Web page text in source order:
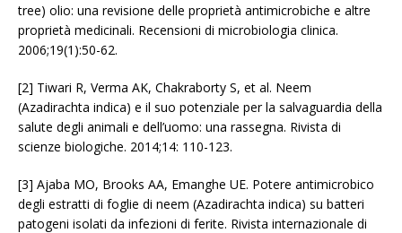
tree) olio: una revisione delle proprietà antimicrobiche e altre
proprietà medicinali. Recensioni di microbiologia clinica.
2006;19(1):50-62.
[2] Tiwari R, Verma AK, Chakraborty S, et al. Neem
(Azadirachta indica) e il suo potenziale per la salvaguardia della
salute degli animali e dell’uomo: una rassegna. Rivista di
scienze biologiche. 2014;14: 110-123.
[3] Ajaba MO, Brooks AA, Emanghe UE. Potere antimicrobico
degli estratti di foglie di neem (Azadirachta indica) su batteri
patogeni isolati da infezioni di ferite. Rivista internazionale di